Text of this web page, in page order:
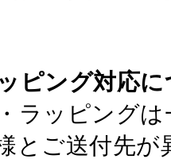
ピング対応
ラッピング
とご送付先